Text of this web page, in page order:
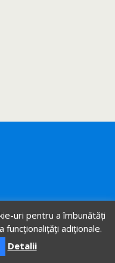
uri pentru a îmbunătăți
funcționalițăți adiționale.
Detalii